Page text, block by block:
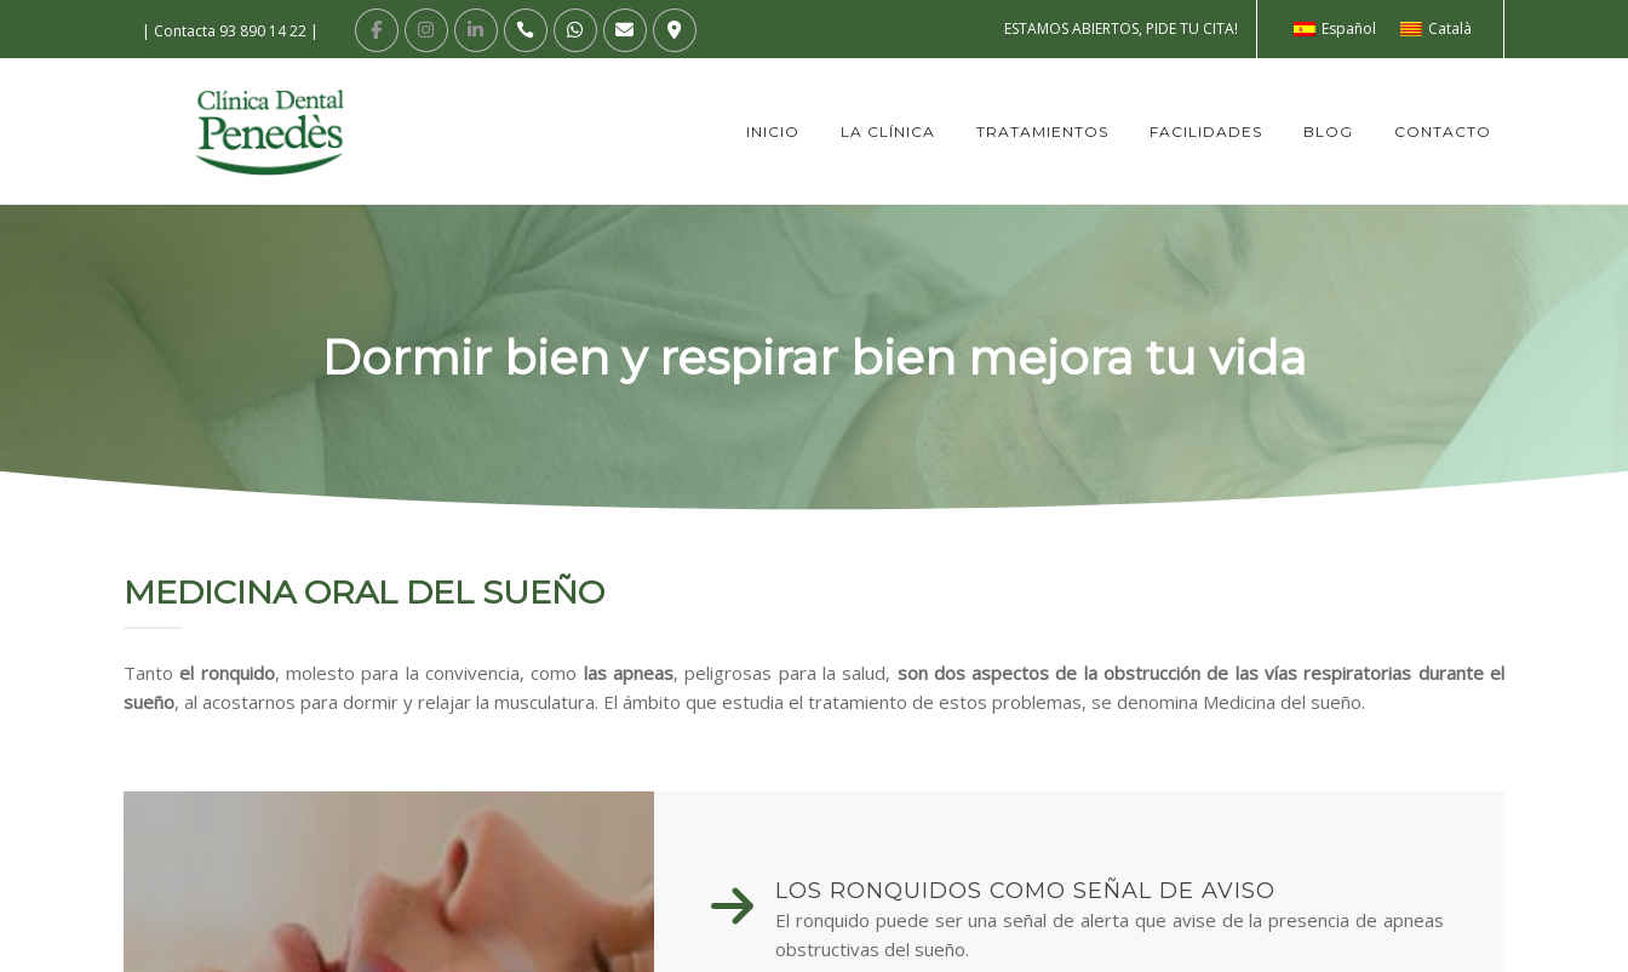
| Contacta 93 890 14 22 | ESTAMOS ABIERTOS, PIDE TU CITA! Español Català
INICIO LA CLÍNICA TRATAMIENTOS FACILIDADES BLOG CONTACTO
Dormir bien y respirar bien mejora tu vida
MEDICINA ORAL DEL SUEÑO
Tantoel ronquido, molesto para la convivencia, como las apneas, peligrosas para la salud, son dos aspectos de la obstrucción de las vías respiratorias durante el
sueño, al acostarnos para dormir y relajar la musculatura. El ámbito que estudia el tratamiento de estos problemas, se denomina Medicina del sueño.
LOS RONQUIDOS COMO SEÑAL DE AVISO
El ronquido puede ser una señal de alerta que avise de la presencia de apneas
obstructivas del sueño.